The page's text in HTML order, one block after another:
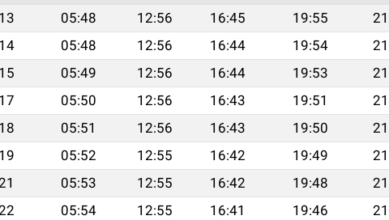
05:48 12:56 16:45 19:55
05:48 12:56 16:44 19:54
05:49 12:56 16:44 19:53
05:50 12:56 16:43 19:51
05:51 12:56 16:43 19:50
05:52 12:55 16:42 19:49
05:53 12:55 16:42 19:48
05:54 12:55 16:41 19:46